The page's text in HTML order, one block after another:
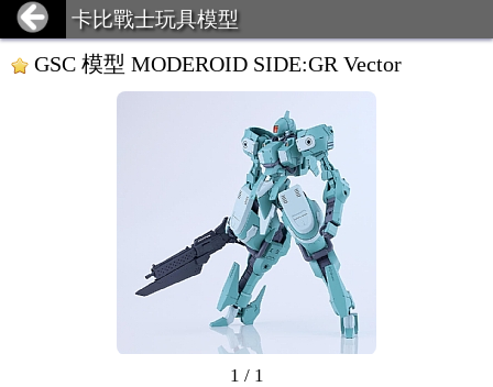
卡比戰士玩具模型
GSC 模型 MODEROID SIDE:GR Vector
1 / 1